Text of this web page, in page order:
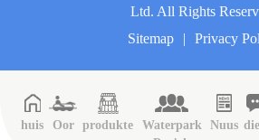
Ltd. All Rights
Sitemap
| Privacy
huis
Oor
produkte
Waterpark
Nuus